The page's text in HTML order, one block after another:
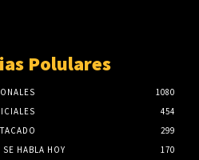
Polulares
1080
454
299
HABLA HOY
170